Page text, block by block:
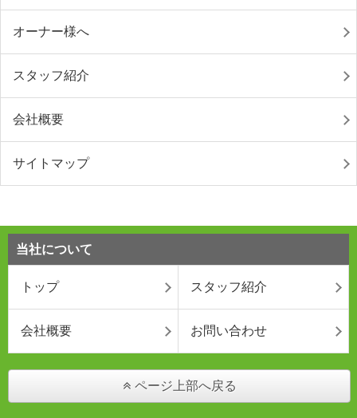
オーナー様へ
スタッフ紹介
会社概要
サイトマップ
当社について
トップ スタッフ紹介
会社概要 お問い合わせ
ページ上部へ戻る